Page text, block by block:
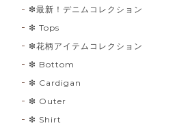
❇︎最新！デニムコレクション
❇︎ Tops
❇︎花柄アイテムコレクション
❇︎ Bottom
❇︎ Cardigan
❇︎ Outer
❇︎ Shirt